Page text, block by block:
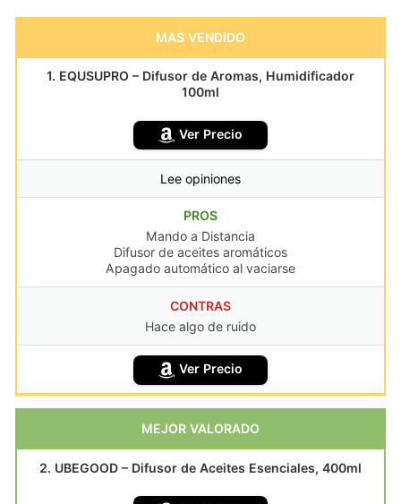
MAS VENDIDO
1. EQUSUPRO – Difusor de Aromas, Humidificador
100ml
Ver Precio
Lee opiniones
PROS
Mando a Distancia
Difusor de aceites aromáticos
Apagado automático al vaciarse
CONTRAS
Hace algo de ruido
Ver Precio
MEJOR VALORADO
2. UBEGOOD – Difusor de Aceites Esenciales, 400ml